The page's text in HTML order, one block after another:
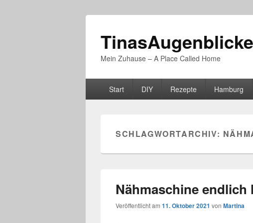
TinasAugenblicke
Mein Zuhause – A Place Called Home
PrimäresStart DIY Rezepte Hamburg
SCHLAGWORTARCHIV:
Nähmaschine endlich
Veröffentlicht am 11. Oktober 2021 von Martina